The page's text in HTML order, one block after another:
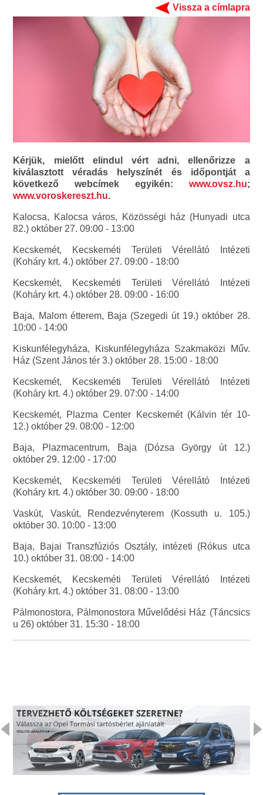
Vissza a címlapra
Kérjük, mielőtt elindul vért adni, ellenőrizze a
kiválasztott véradás helyszínét és időpontját a
következő webcímek egyikén: www.ovsz.hu;
www.voroskereszt.hu.
Kalocsa, Kalocsa város, Közösségi ház (Hunyadi utca
82.) október 27. 09:00 - 13:00
Kecskemét, Kecskeméti Területi Vérellátó Intézeti
(Koháry krt. 4.) október 27. 09:00 - 18:00
Kecskemét, Kecskeméti Területi Vérellátó Intézeti
(Koháry krt. 4.) október 28. 09:00 - 16:00
Baja, Malom étterem, Baja (Szegedi út 19.) október 28.
10:00 - 14:00
Kiskunfélegyháza, Kiskunfélegyháza Szakmaközi Műv.
Ház (Szent János tér 3.) október 28. 15:00 - 18:00
Kecskemét, Kecskeméti Területi Vérellátó Intézeti
(Koháry krt. 4.) október 29. 07:00 - 14:00
Kecskemét, Plazma Center Kecskemét (Kálvin tér 10-
12.) október 29. 08:00 - 12:00
Baja, Plazmacentrum, Baja (Dózsa György út 12.)
október 29. 12:00 - 17:00
Kecskemét, Kecskeméti Területi Vérellátó Intézeti
(Koháry krt. 4.) október 30. 09:00 - 18:00
Vaskút, Vaskút, Rendezvényterem (Kossuth u. 105.)
október 30. 10:00 - 13:00
Baja, Bajai Transzfúziós Osztály, intézeti (Rókus utca
10.) október 31. 08:00 - 14:00
Kecskemét, Kecskeméti Területi Vérellátó Intézeti
(Koháry krt. 4.) október 31. 08:00 - 13:00
Pálmonostora, Pálmonostora Művelődési Ház (Táncsics
u 26) október 31. 15:30 - 18:00